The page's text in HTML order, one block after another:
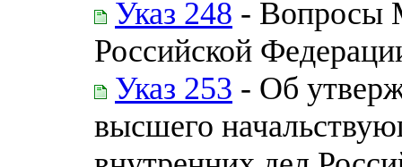
Указ 248 - Вопросы
Российской
Указ 253 - Об
высшего